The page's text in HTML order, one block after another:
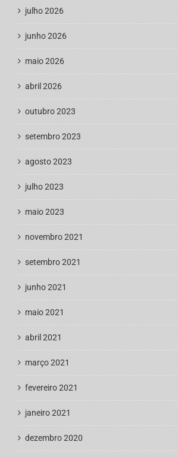
julho 2026
junho 2026
maio 2026
abril 2026
outubro 2023
setembro 2023
agosto 2023
julho 2023
maio 2023
novembro 2021
setembro 2021
junho 2021
maio 2021
abril 2021
março 2021
fevereiro 2021
janeiro 2021
dezembro 2020